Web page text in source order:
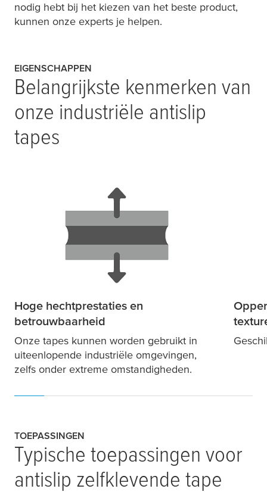
nodig hebt bij het kiezen van het beste product,
kunnen onze experts je helpen.
EIGENSCHAPPEN
Belangrijkste kenmerken van
onze industriële antislip
tapes
Hoge hechtprestaties en
betrouwbaarheid
Onze tapes kunnen worden gebruikt in
uiteenlopende industriële omgevingen,
zelfs onder extreme omstandigheden.
TOEPASSINGEN
Typische toepassingen voor
antislip zelfklevende tape